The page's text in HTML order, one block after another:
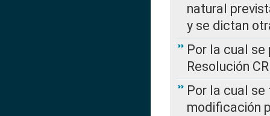
natural
y se dictan
Por la cual
Resolución
Por la cual
modificación